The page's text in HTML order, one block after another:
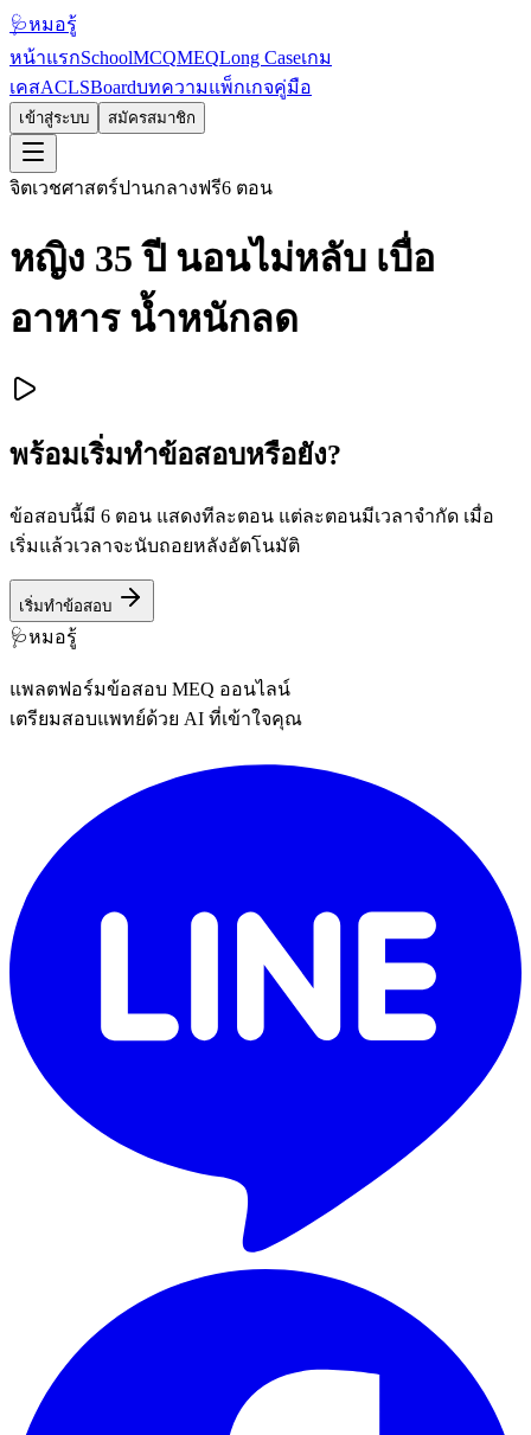
🩺หมอรู้
หน้าแรกSchoolMCQMEQLong Caseเกม
เคสACLSBoardบทความแพ็กเกจคู่มือ
เข้าสู่ระบบ สมัครสมาชิก
จิตเวชศาสตร์ปานกลางฟรี6 ตอน
หญิง 35 ปี นอนไม่หลับ เบื่อ
อาหาร น้ำหนักลด
พร้อมเริ่มทำข้อสอบหรือยัง?
ข้อสอบนี้มี 6 ตอน แสดงทีละตอน แต่ละตอนมีเวลาจำกัด เมื่อ
เริ่มแล้วเวลาจะนับถอยหลังอัตโนมัติ
เริ่มทำข้อสอบ
🩺หมอรู้
แพลตฟอร์มข้อสอบ MEQ ออนไลน์
เตรียมสอบแพทย์ด้วย AI ที่เข้าใจคุณ